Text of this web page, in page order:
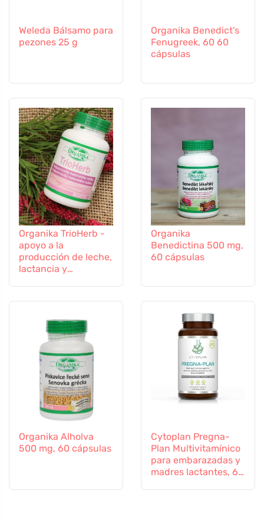
Weleda Bálsamo para
pezones 25 g
Organika Benedict's
Fenugreek, 60 60
cápsulas
Organika TrioHerb -
apoyo a la
producción de leche,
lactancia y
Organika
Benedictina 500 mg,
60 cápsulas
Organika Alholva
500 mg, 60 cápsulas
Cytoplan Pregna-
Plan Multivitamínico
para embarazadas y
madres lactantes, 60